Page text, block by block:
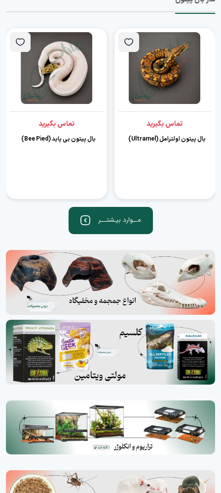
تماس بگیرید
بال پیتون اولترامل (Ultramel)
تماس بگیرید
بال پیتون بی پاید (Bee Pied)
مـــوارد بیـشتــــر